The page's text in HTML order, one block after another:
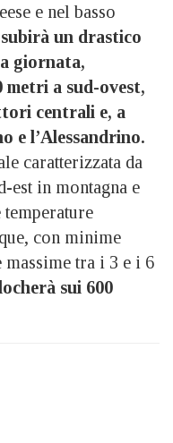
e nel basso
un drastico
giornata,
metri a sud-ovest,
centrali e, a
e l’Alessandrino.
caratterizzata da
est in montagna e
con minime
tra i 3 e i 6
sui 600